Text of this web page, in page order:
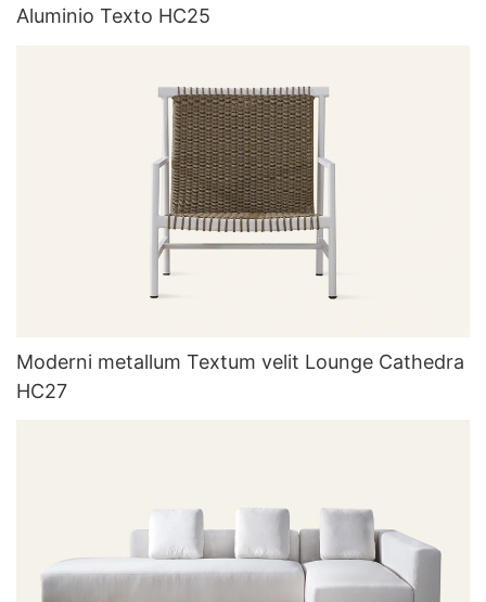
Aluminio Texto HC25
Moderni metallum Textum velit Lounge Cathedra
HC27